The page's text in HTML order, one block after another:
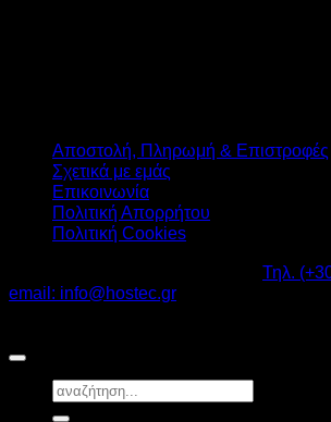
Αποστολή, Πληρωμή & Επιστροφές
Σχετικά με εμάς
Επικοινωνία
Πολιτική Απορρήτου
Πολιτική Cookies
Τηλ.
email: info@hostec.gr
Αναζήτηση
για: